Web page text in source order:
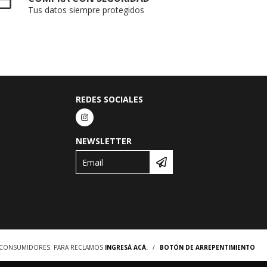
Tus datos siempre protegidos
REDES SOCIALES
NEWSLETTER
PARA RECLAMOS INGRESÁ ACÁ. / BOTÓN DE ARREPENTIMIENTO